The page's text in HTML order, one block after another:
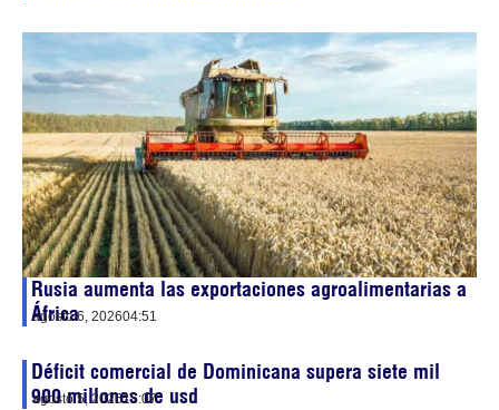
Rusia aumenta las exportaciones agroalimentarias a
África
agosto 6, 202604:51
Déficit comercial de Dominicana supera siete mil
900 millones de usd
agosto 5, 202615:07